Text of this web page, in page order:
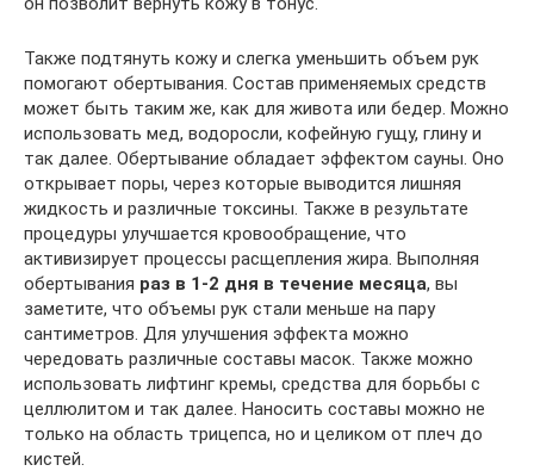
Также подтянуть кожу и слегка уменьшить объем рук
помогают обертывания. Состав применяемых средств
может быть таким же, как для живота или бедер. Можно
использовать мед, водоросли, кофейную гущу, глину и
так далее. Обертывание обладает эффектом сауны. Оно
открывает поры, через которые выводится лишняя
жидкость и различные токсины. Также в результате
процедуры улучшается кровообращение, что
активизирует процессы расщепления жира. Выполняя
обертывания раз в 1-2 дня в течение месяца, вы
заметите, что объемы рук стали меньше на пару
сантиметров. Для улучшения эффекта можно
чередовать различные составы масок. Также можно
использовать лифтинг кремы, средства для борьбы с
целлюлитом и так далее. Наносить составы можно не
только на область трицепса, но и целиком от плеч до
кистей.